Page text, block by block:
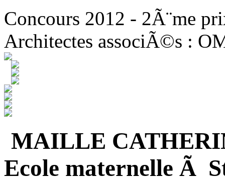
Concours 2012 - 2Ã¨me
Architectes associÃ©s :
MAILLE
Ecole maternelle Ã